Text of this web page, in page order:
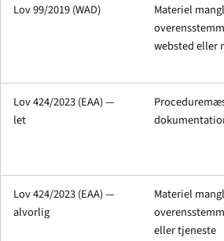
Lov 99/2019 (WAD)
Materiel
websted eller
Lov 424/2023 (EAA) —
let
Lov 424/2023 (EAA) —
alvorlig
Materiel
eller tjeneste